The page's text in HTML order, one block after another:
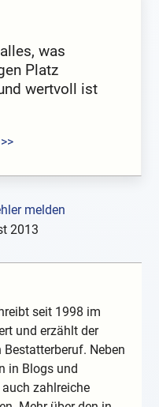
was
Platz
wertvoll ist
melden
2013
seit 1998 im
und erzählt der
Neben
in Blogs und
zahlreiche